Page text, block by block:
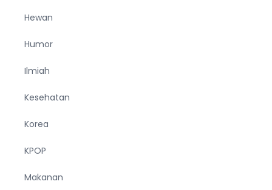
Hewan
Humor
Ilmiah
Kesehatan
Korea
KPOP
Makanan